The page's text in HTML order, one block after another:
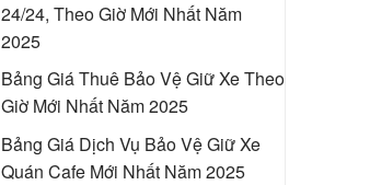
24/24, Theo Giờ Mới Nhất Năm
2025
Bảng GiáThuê Bảo Vệ Giữ Xe Theo
GiờMới Nhất Năm 2025
Bảng Giá Dịch Vụ Bảo Vệ Giữ Xe
Quán CafeMới Nhất Năm 2025